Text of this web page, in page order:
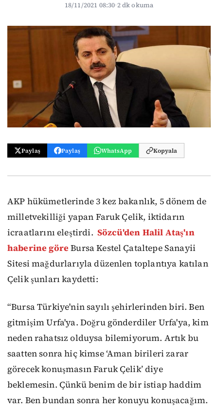
18/11/2021 08:30·2 dk okuma
Paylaş Paylaş WhatsApp Kopyala
AKP hükümetlerinde 3 kez bakanlık, 5 dönem de
milletvekilliği yapan Faruk Çelik, iktidarın
icraatlarını eleştirdi.Sözcü'den Halil Ataş'ın
haberine göre Bursa Kestel Çataltepe Sanayii
Sitesi mağdurlarıyla düzenlen toplantıya katılan
Çelik şunları kaydetti:
“Bursa Türkiye'nin sayılı şehirlerinden biri. Ben
gitmişim Urfa'ya. Doğru gönderdiler Urfa'ya, kim
neden rahatsız olduysa bilemiyorum. Artık bu
saatten sonra hiç kimse ‘Aman birileri zarar
görecek konuşmasın Faruk Çelik’ diye
beklemesin. Çünkü benim de bir istiap haddim
var. Ben bundan sonra her konuyu konuşacağım.